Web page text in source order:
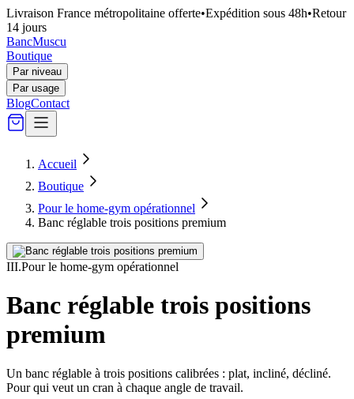
Livraison France métropolitaine offerte•Expédition sous 48h•Retour
14 jours
BancMuscu
Boutique
Par niveau
Par usage
BlogContact
Accueil
Boutique
Pour le home-gym opérationnel
Banc réglable trois positions premium
III.Pour le home-gym opérationnel
Banc réglable trois positions
premium
Un banc réglable à trois positions calibrées : plat, incliné, décliné.
Pour qui veut un cran à chaque angle de travail.